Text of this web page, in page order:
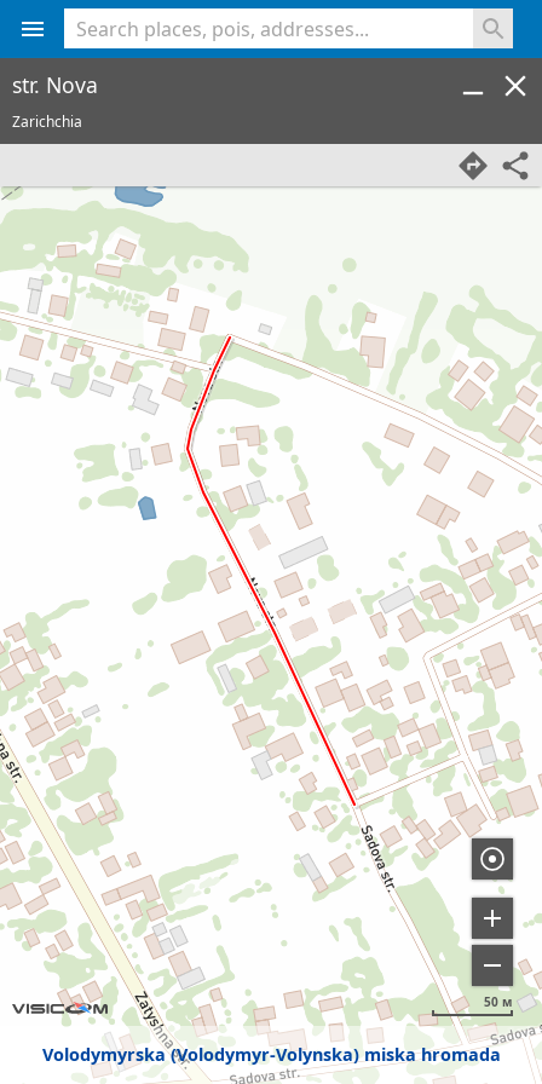
Volodymyrska (Volodymyr-Volynska) miska hromada
50 м
str. Nova
Zarichchia
<% console.log(hcard) %>